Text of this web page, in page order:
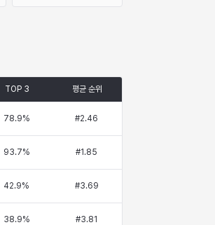
TOP 3 평균 순위
78.9% #2.46
93.7% #1.85
42.9% #3.69
38.9% #3.81